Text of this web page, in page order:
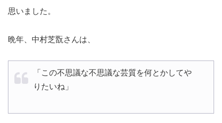
思いました。
晩年、中村芝翫さんは、
「この不思議な不思議な芸質を何とかしてや
りたいね」